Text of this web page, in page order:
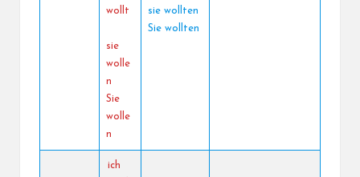
wollt
sie
wolle
n
Sie
wolle
n
sie wollten
Sie wollten
ich